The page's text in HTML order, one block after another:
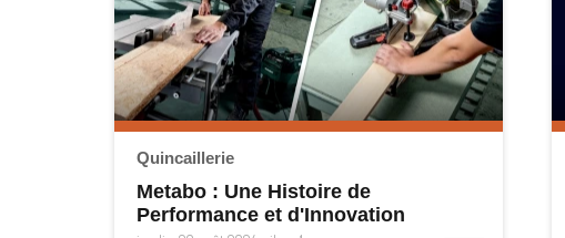
Quincaillerie
Metabo : Une Histoire de
Performance et d'Innovation